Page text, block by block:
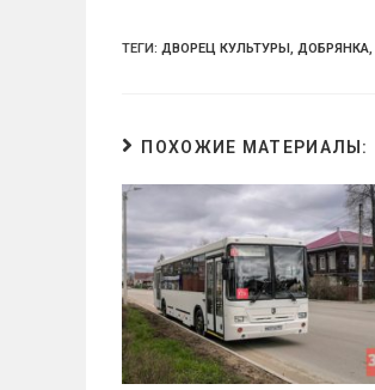
ТЕГИ: ДВОРЕЦ КУЛЬТУРЫ, ДОБРЯНКА,
ПОХОЖИЕ МАТЕРИАЛЫ: